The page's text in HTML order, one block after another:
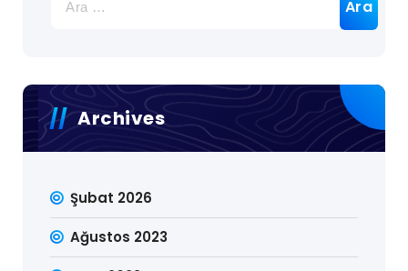
Archives
Şubat 2026
Ağustos 2023